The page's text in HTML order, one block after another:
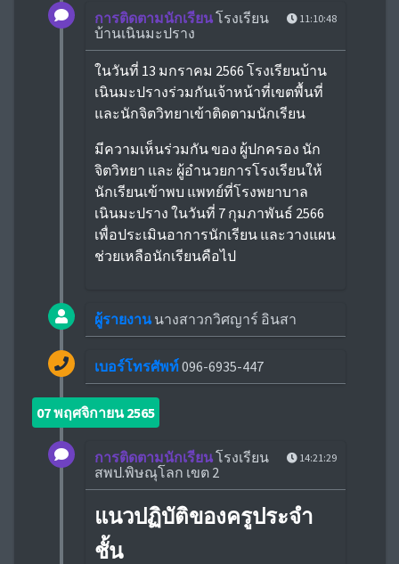
11:10:48
การติดตามนักเรียนโรงเรียน
บ้านเนินมะปราง
ในวันที่ 13 มกราคม 2566 โรงเรียนบ้าน
เนินมะปรางร่วมกันเจ้าหน้าที่เขตพื้นที่
และนักจิตวิทยาเข้าติดตามนักเรียน
มีความเห็นร่วมกัน ของ ผู้ปกครอง นัก
จิตวิทยา และ ผู้อำนวยการโรงเรียนให้
นักเรียนเข้าพบ แพทย์ที่โรงพยาบาล
เนินมะปราง ในวันที่ 7 กุมภาพันธ์ 2566
เพื่อประเมินอาการนักเรียน และวางแผน
ช่วยเหลือนักเรียนคือไป
ผู้รายงานนางสาวกวิศญาร์ อินสา
เบอร์โทรศัพท์096-6935-447
07 พฤศจิกายน 2565
14:21:29
การติดตามนักเรียนโรงเรียน
สพป.พิษณุโลก เขต 2
แนวปฏิบัติของครูประจำ
ชั้น